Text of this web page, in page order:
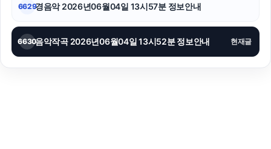
6629경음악 2026년06월04일 13시57분 정보안내
6630음악작곡 2026년06월04일 13시52분 정보안내 현재글